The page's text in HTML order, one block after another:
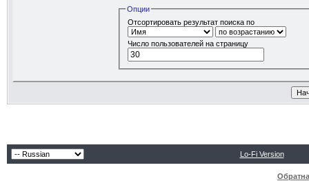
Опции
Отсортировать результат поиска по
Число пользователей на страницу
Lo-Fi Version